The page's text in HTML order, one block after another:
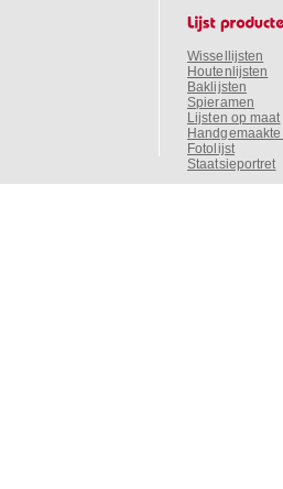
Wissellijsten
Houtenlijsten
Baklijsten
Spieramen
Lijsten op maat
Fotolijst
Staatsieportret